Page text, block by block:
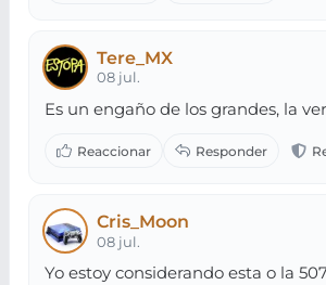
Tere_MX
08 jul.
Es un engaño de los grandes, la
Cris_Moon
08 jul.
Yo estoy considerando esta o la